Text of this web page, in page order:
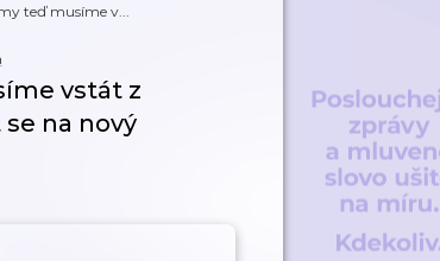
teď musíme v...
vstát z
na nový